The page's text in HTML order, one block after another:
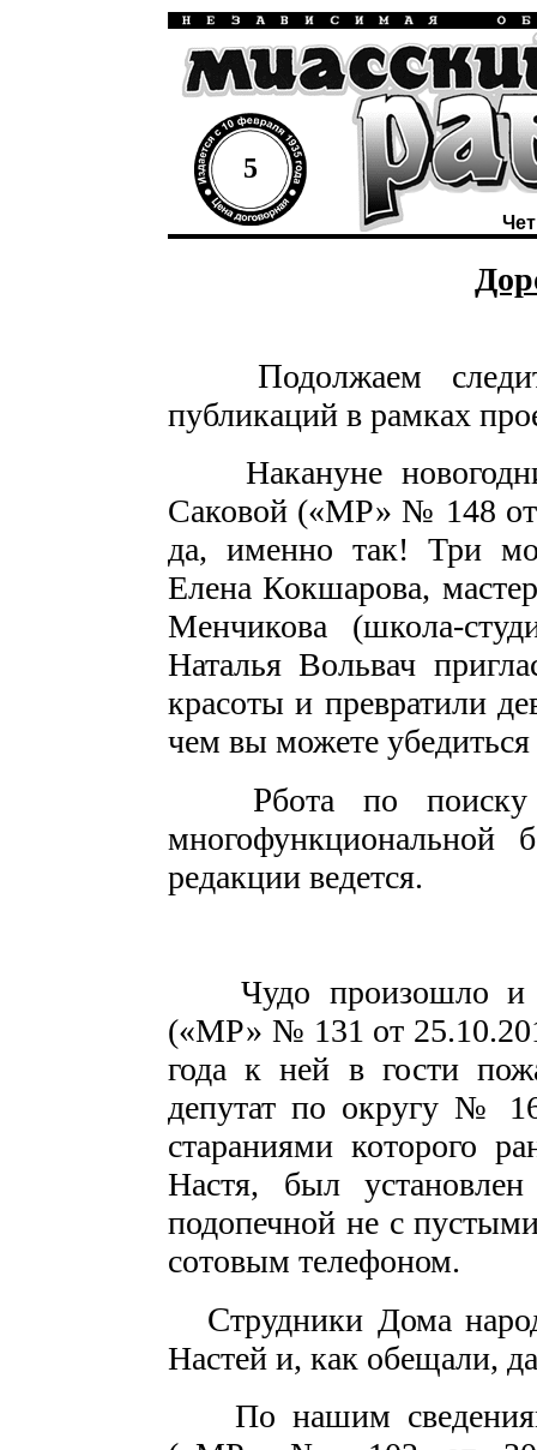
5
Подолжаем
публикаций в рамках
Накануне
Саковой («МР» № 148 от
да, именно так! Три
Елена Кокшарова,
Менчикова (школа-
Наталья Вольвач
красоты и превратили
чем вы можете
Рбота по поиску
редакции ведется.
Чудо произошло и
(«МР» № 131 от
года к ней в гости
депутат по округу №
стараниями которого
Настя, был
подопечной не с
сотовым телефоном.
Струдники Дома
Настей и, как обещали,
По нашим